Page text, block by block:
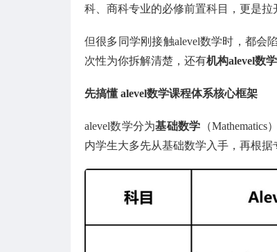
科、商科专业的必修前置科目，更是拉
但很多同学刚接触alevel数学时，都会
次性为你拆解清楚，还有机构alevel数
先搞懂 alevel数学课程体系核心框架
alevel数学分为基础数学 （Mathematics
内学生大多先从基础数学入手，再根据